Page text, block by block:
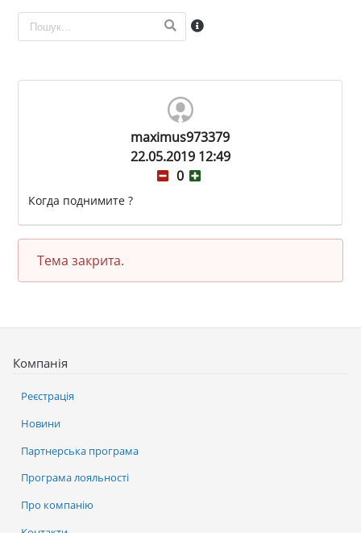
maximus973379
22.05.2019 12:49
0
Когда поднимите ?
Тема закрита.
Компанія
Реєстрація
Новини
Партнерська програма
Програма лояльності
Про компанію